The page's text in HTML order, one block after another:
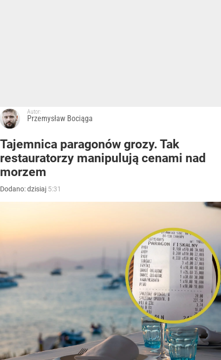
Autor:
Przemysław Bociąga
Tajemnica paragonów grozy. Tak
restauratorzy manipulują cenami nad
morzem
Dodano:dzisiaj 5:31